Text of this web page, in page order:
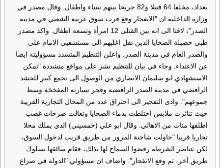
بغداد، مخلفا 64 قتيلا و82 جريحا بينهم نساء واطفال. وقال مصدر في
وزارة الداخلية ان "الانفجار وقع قرب سوق عريبة الشعبي في مدينة
الصدر"، لافتا الى انه بين القتلى 12 امرأة وتسعة اطفال. واكد مصدر
طبي حصيلة الضحايا الذين نقل اغلبهم الى مستشفيي الامام علي
والصدر العام في مدينة الصدر. واعلن التنظيم المتشدد مسؤوليته ايضا
عن الاعتداء. وجاء في بيان للتنظيم نشر على مواقع متشددة "تمكن
الاستشهادي ابو سليمان الانصاري من الوصول الى تجمع كبير للحشد
الرافضي في مدينة الصدر الرافضية وفجر سيارته المفخخة وسط
جموعهم". وادى التفجير الى احتراق عدد من المحال التجارية القريبة
حيث تناثرت ملابس اختلطت بدماء الضحايا وتعالت صرخات غضب
اطلقها مئات من الاهالي. وقال ابو علي (خمسيني) الذي يملك محلا
تجاريا قريبا "حاولت شاحنة المرور من طريق قريب لدخول السوق،
لكن عناصر الشرطة رفضوا السماح لها بذلك، فقام سائقها بسلوك
طريق آخر، ثم وقع الانفجار". واضاف ان مسؤولي "الدولة في صراع